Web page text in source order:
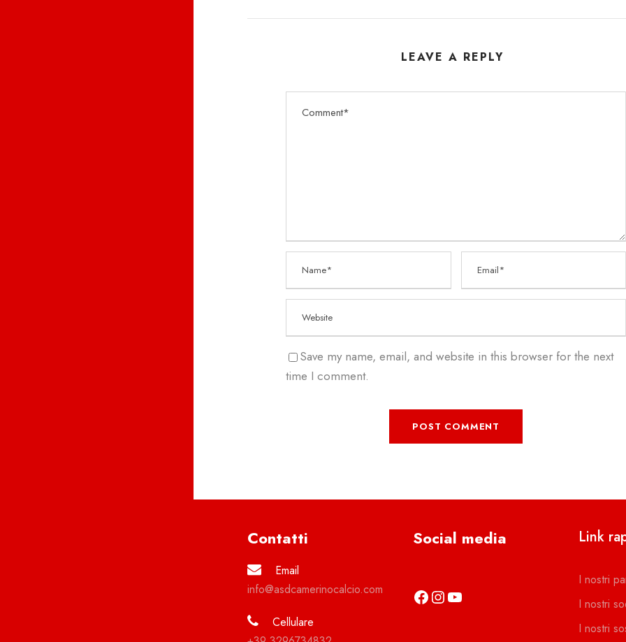
LEAVE A REPLY
Save my name, email, and website in this browser for the next
time I comment.
Contatti
Email
info@asdcamerinocalcio.com
Cellulare
Social media
https://it-it.facebook.com/asdcamerinocalcio https://www.instagram.com/camerinocalcio/ https://www.youtube.com/channel/UCl4n2co-g2dZSKsLZ-lZy9g
Link
I nostri
I nostri
I nostri